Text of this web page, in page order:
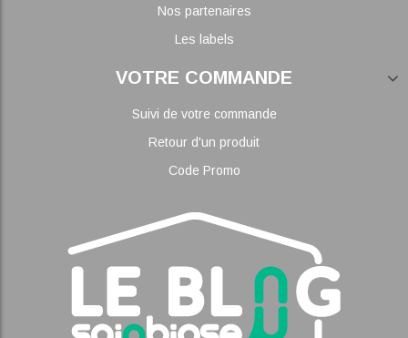
Nos partenaires
Les labels
VOTRE COMMANDE
Suivi de votre commande
Retour d'un produit
Code Promo